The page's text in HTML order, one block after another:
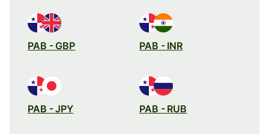
PAB - GBP PAB - INR
PAB - JPY PAB - RUB